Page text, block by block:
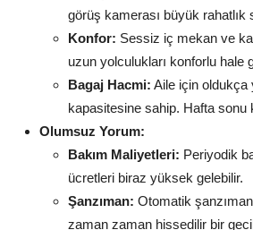
görüş kamerası büyük rahatlık
Konfor: Sessiz iç mekan ve
uzun yolculukları konforlu hale
Bagaj Hacmi: Aile için oldukça
kapasitesine sahip. Hafta sonu
Olumsuz Yorum:
Bakım Maliyetleri: Periyodik
ücretleri biraz yüksek gelebilir.
Şanzıman: Otomatik
zaman zaman hissedilir bir